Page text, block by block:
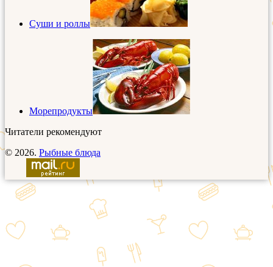
Суши и роллы
Морепродукты
Читатели рекомендуют
© 2026. Рыбные блюда